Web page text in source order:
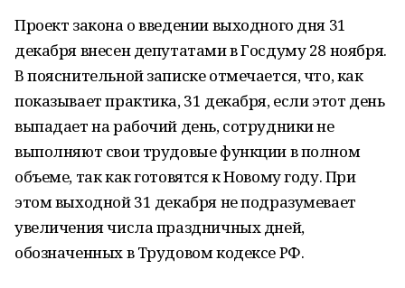
Проект закона о введении выходного дня 31
декабря внесен депутатами в Госдуму 28 ноября.
В пояснительной записке отмечается, что, как
показывает практика, 31 декабря, если этот день
выпадает на рабочий день, сотрудники не
выполняют свои трудовые функции в полном
объеме, так как готовятся к Новому году. При
этом выходной 31 декабря не подразумевает
увеличения числа праздничных дней,
обозначенных в Трудовом кодексе РФ.